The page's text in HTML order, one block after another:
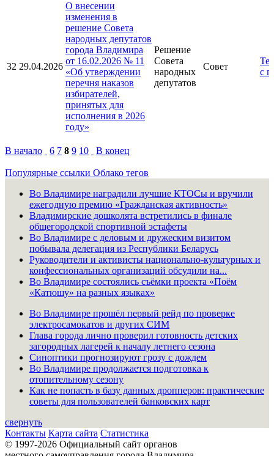
32 29.04.2026
О внесении
изменения в
решение Совета
народных депутатов
города Владимира
от 16.02.2026 № 11
«Об утверждении
перечня наказов
избирателей,
принятых для
исполнения в 2026
году»
Решение
Совета
народных
депутатов
Совет
с
В начало 6 7 8 9 10 В конец
Популярные ссылки Облако тегов
Во Владимире наградили лучшие КТОСы и вручили
ежегодную премию «Гражданская активность»
Владимирские дошколята встретились в финале
общегородской спортивной эстафеты
Во Владимире с деловым и дружеским визитом
побывала делегация из Республики Беларусь
Руководители и активисты национально-культурных и
конфессиональных организаций обсудили на...
Во Владимире состоялись съёмки проекта «Поём
«Катюшу» на разных языках»
Во Владимире прошёл первый рейд по проверке
электросамокатов и других СИМ
Глава города лично проверил готовность детских
загородных лагерей к началу летнего сезона
Синоптики прогнозируют грозу с дождем
Во Владимире продолжается подготовка к
отопительному сезону
Как не попасть в базу данных дропперов: практические
советы для пользователей банковских карт
свернуть
Контакты Карта сайта Статистика
© 1997-2026 Официальный сайт органов